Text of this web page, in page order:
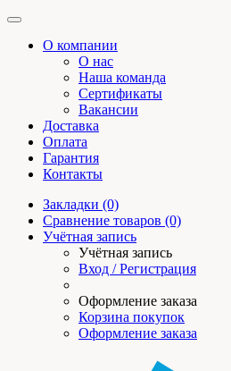
О компании
О нас
Наша команда
Сертификаты
Вакансии
Доставка
Оплата
Гарантия
Контакты
Закладки (0)
Сравнение товаров (0)
Учётная запись
Учётная запись
Вход / Регистрация
Оформление заказа
Корзина покупок
Оформление заказа